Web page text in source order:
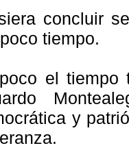
concluir
tiempo.
el tiempo
y